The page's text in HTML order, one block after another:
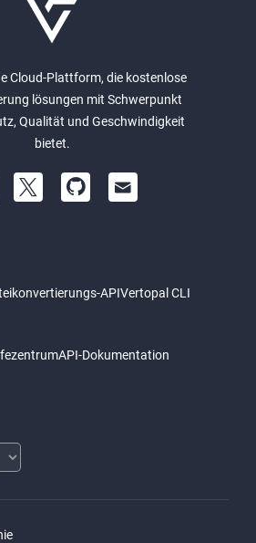
Cloud-Plattform, die kostenlose
lösungen mit Schwerpunkt
Qualität und Geschwindigkeit
bietet.
APIVertopal CLI
API-Dokumentation